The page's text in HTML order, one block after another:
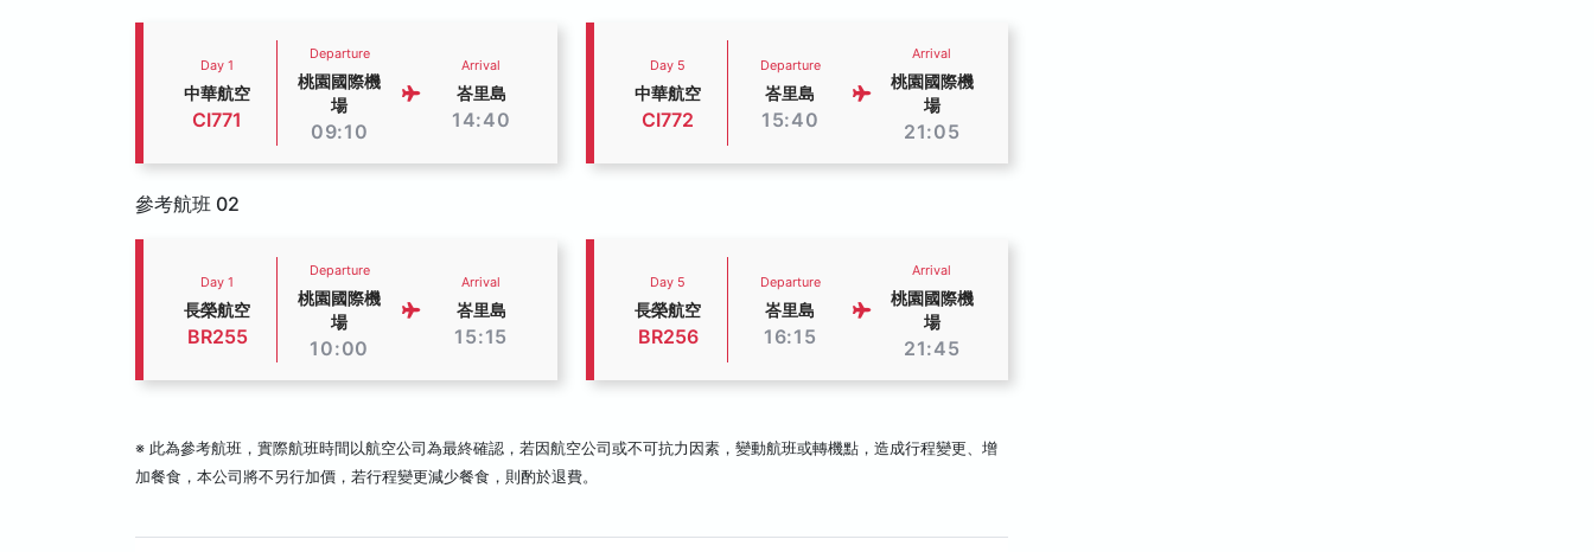
Day 1
中華航空
CI771
Departure
桃園國際機
場
09:10
Arrival
峇里島
14:40
Day 5
中華航空
CI772
Departure
峇里島
15:40
Arrival
桃園國際機
場
21:05
參考航班 02
Day 1
長榮航空
BR255
Departure
桃園國際機
場
10:00
Arrival
峇里島
15:15
Day 5
長榮航空
BR256
Departure
峇里島
16:15
Arrival
桃園國際機
場
21:45
※ 此為參考航班，實際航班時間以航空公司為最終確認，若因航空公司或不可抗力因素，變動航班或轉機點，造成行程變更、增
加餐食，本公司將不另行加價，若行程變更減少餐食，則酌於退費。